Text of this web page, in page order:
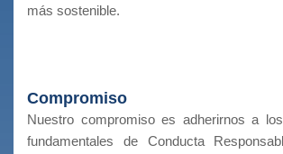
más sostenible.
Compromiso
Nuestro compromiso es adherirnos a
fundamentales de Conducta